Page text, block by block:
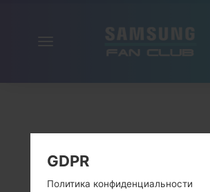
GDPR
Политика конфиденциальности